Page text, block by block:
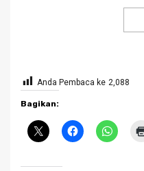
Anda Pembaca ke 2,088
Bagikan: